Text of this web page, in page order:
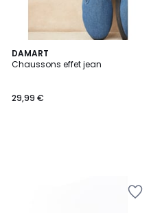
DAMART
Chaussons effet jean
29,99 €